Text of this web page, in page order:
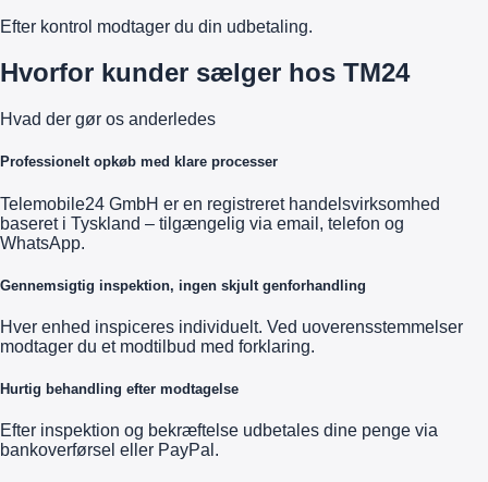
Efter kontrol modtager du din udbetaling.
Hvorfor kunder sælger hos TM24
Hvad der gør os anderledes
Professionelt opkøb med klare processer
Telemobile24 GmbH er en registreret handelsvirksomhed
baseret i Tyskland – tilgængelig via email, telefon og
WhatsApp.
Gennemsigtig inspektion, ingen skjult genforhandling
Hver enhed inspiceres individuelt. Ved uoverensstemmelser
modtager du et modtilbud med forklaring.
Hurtig behandling efter modtagelse
Efter inspektion og bekræftelse udbetales dine penge via
bankoverførsel eller PayPal.